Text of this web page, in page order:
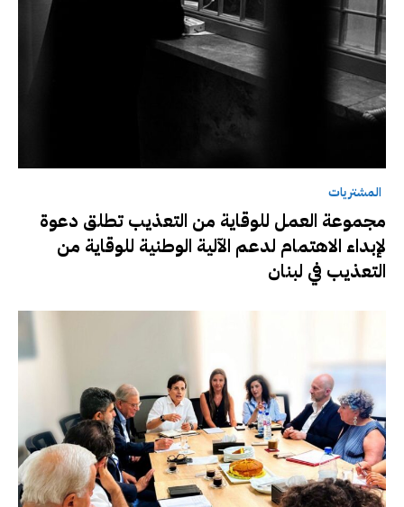
المشتريات
مجموعة العمل للوقاية من التعذيب تطلق دعوة
لإبداء الاهتمام لدعم الآلية الوطنية للوقاية من
التعذيب في لبنان